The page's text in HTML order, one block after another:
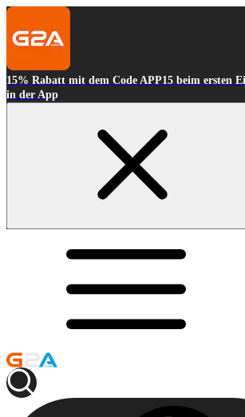
15% Rabatt mit dem Code APP15 beim ersten
in der App